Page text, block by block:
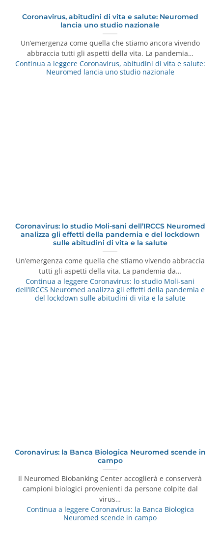
Coronavirus, abitudini di vita e salute: Neuromed
lancia uno studio nazionale
Un’emergenza come quella che stiamo ancora vivendo
abbraccia tutti gli aspetti della vita. La pandemia…
Continua a leggereCoronavirus, abitudini di vita e salute:
Neuromed lancia uno studio nazionale
Coronavirus: lo studio Moli-sani dell’IRCCS Neuromed
analizza gli effetti della pandemia e del lockdown
sulle abitudini di vita e la salute
Un’emergenza come quella che stiamo vivendo abbraccia
tutti gli aspetti della vita. La pandemia da…
Continua a leggere Coronavirus: lo studio Moli-sani
dell’IRCCS Neuromed analizza gli effetti della pandemia e
del lockdown sulle abitudini di vita e la salute
Coronavirus: la Banca Biologica Neuromed scende in
campo
Il Neuromed Biobanking Center accoglierà e conserverà
campioni biologici provenienti da persone colpite dal
virus…
Continua a leggereCoronavirus: la Banca Biologica
Neuromed scende in campo